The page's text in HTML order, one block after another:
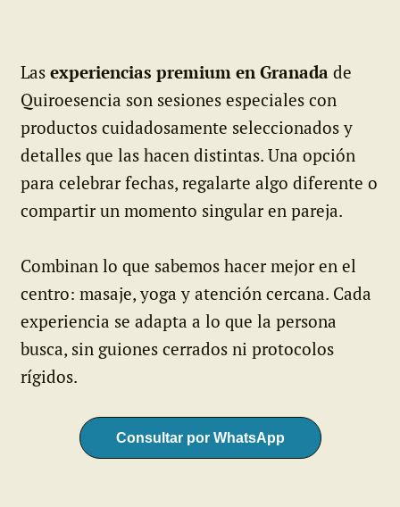
Lasexperiencias premium en Granada de
Quiroesencia son sesiones especiales con
productos cuidadosamente seleccionados y
detalles que las hacen distintas. Una opción
para celebrar fechas, regalarte algo diferente o
compartir un momento singular en pareja.
Combinan lo que sabemos hacer mejor en el
centro: masaje, yoga y atención cercana. Cada
experiencia se adapta a lo que la persona
busca, sin guiones cerrados ni protocolos
rígidos.
Consultar por WhatsApp